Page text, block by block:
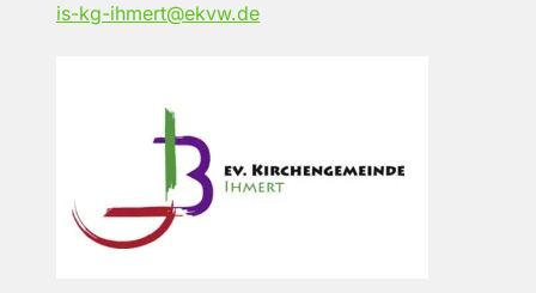
is-kg-ihmert@ekvw.de